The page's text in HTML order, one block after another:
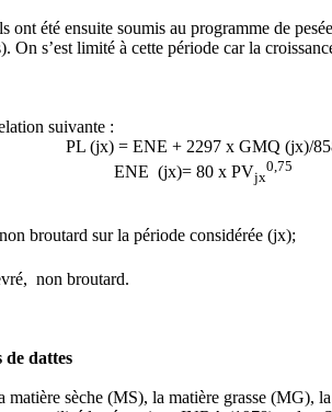
été ensuite soumis au programme de
s’est limité à cette période car la
suivante :
PL (jx) = ENE + 2297 x GMQ (jx)/
ENE (jx)= 80 x PVjx
0,75
broutard sur la période considérée (jx);
non broutard.
de dattes
sèche (MS), la matière grasse